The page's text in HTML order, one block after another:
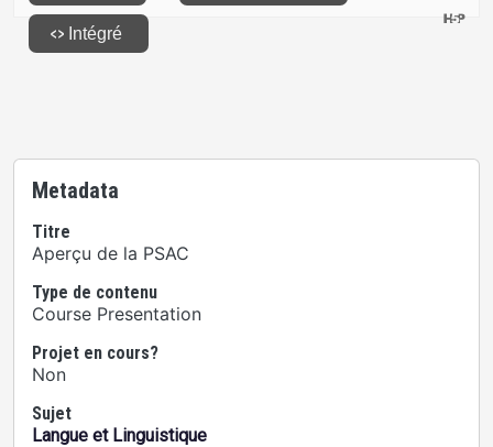
Metadata
Titre
Aperçu de la PSAC
Type de contenu
Course Presentation
Projet en cours?
Non
Sujet
Langue et Linguistique